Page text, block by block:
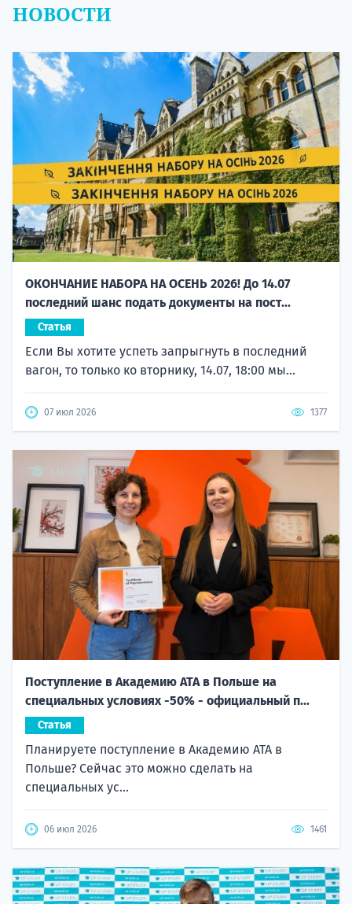
НОВОСТИ
ОКОНЧАНИЕ НАБОРА НА ОСЕНЬ 2026! До 14.07
последний шанс подать документы на пост...
Статья
Если Вы хотите успеть запрыгнуть в последний
вагон, то только ко вторнику, 14.07, 18:00 мы...
07 июл 2026 1377
Поступление в Академию ATA в Польше на
специальных условиях -50% - официальный п...
Статья
Планируете поступление в Академию ATA в
Польше? Сейчас это можно сделать на
специальных ус...
06 июл 2026 1461